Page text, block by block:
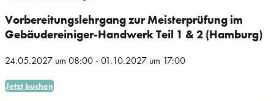
Vorbereitungslehrgang zur Meisterprüfung im
Gebäudereiniger-Handwerk Teil 1 & 2 (Hamburg)
24.05.2027 um 08:00-01.10.2027 um 17:00
Jetzt buchen